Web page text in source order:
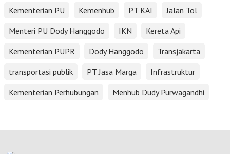
Kementerian PU Kemenhub PT KAI
Jalan Tol
Menteri PU Dody Hanggodo
IKN
Kereta Api
Kementerian PUPR
Dody Hanggodo
Transjakarta
transportasi publik
PT Jasa Marga
Infrastruktur
Kementerian Perhubungan
Menhub Dudy Purwagandhi